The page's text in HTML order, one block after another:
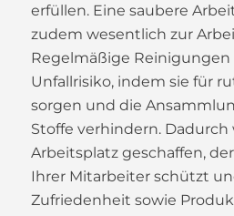
erfüllen. Eine saubere
zudem wesentlich zur
Regelmäßige Reinigungen
Unfallrisiko, indem sie für
sorgen und die
Stoffe verhindern. Dadurch
Arbeitsplatz geschaffen,
Ihrer Mitarbeiter schützt
Zufriedenheit sowie